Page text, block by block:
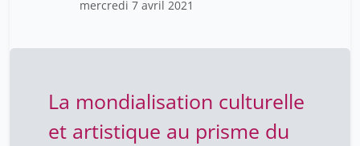
museums, Launch of the
Digitization of Museum
mercredi 7 avril 2021
La mondialisation culturelle
et artistique au prisme du